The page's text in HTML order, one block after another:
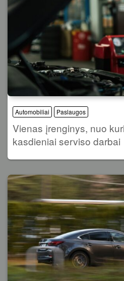
Automobiliai Paslaugos
Vienas įrenginys, nuo
kasdieniai serviso darbai